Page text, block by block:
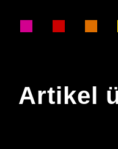
Artikel